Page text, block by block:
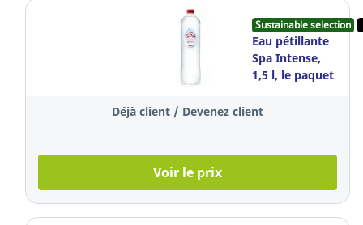
Sustainable selection
Eau pétillante
Spa Intense,
1,5 l, le paquet
Déjà client / Devenez client
Voir le prix